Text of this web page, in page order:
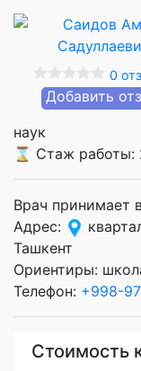
0
Добавить
наук
⌛ Стаж работы:
Врач принимает
Адрес:
Ташкент
Ориентиры:
Телефон: +998-
Стоимость